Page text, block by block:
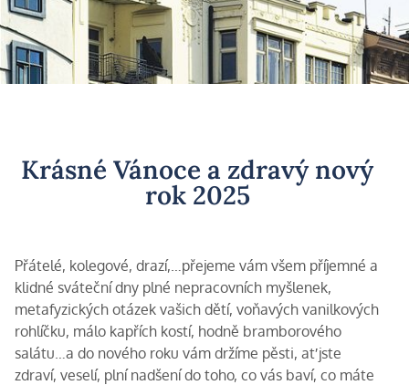
Krásné Vánoce a zdravý nový
rok 2025
Přátelé, kolegové, drazí,…přejeme vám všem příjemné a
klidné sváteční dny plné nepracovních myšlenek,
metafyzických otázek vašich dětí, voňavých vanilkových
rohlíčku, málo kapřích kostí, hodně bramborového
salátu…a do nového roku vám držíme pěsti, ať jste
zdraví, veselí, plní nadšení do toho, co vás baví, co máte